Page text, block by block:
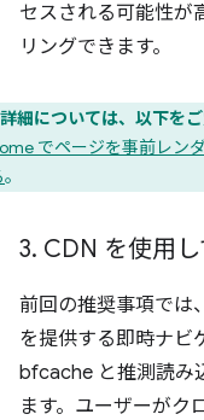
セスされる可能性が
リングできます。
詳細については、以下をご
でページを事前レン
。
3. CDN を使用
前回の推奨事項では
を提供する即時ナビ
bfcache と推測読み
ます。ユーザーがク